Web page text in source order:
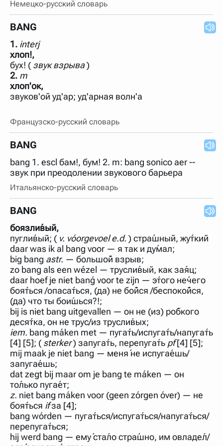
Немецко-русский словарь
BANG
1. interj
хлоп!,
бух! ( звук взрыва
2. m
хлоп'ок,
звуков'ой уд'ар; уд'арная волн'а
Французско-русский словарь
BANG
bang 1. escl бам!, бум! 2. m: bang sonico aer --
звук при преодолении звукового барьера
Итальянско-русский словарь
BANG
боязли́вый,
пугли́вый; ( v. vóorgevoele.d. ) стра́шный, жу́ткий
daar was ik al bang voor — я так и ду́мал;
big bang astr. — большо́й взрыв;
zo bang als een wézel — трусли́вый, как за́яц;
daar hoef je niet banǵ voor te zijn — э́того не́чего
боя́ться /опаса́ться, (да) не бо́йся /беспоко́йся,
(да) что ты бои́шься?!;
bij is niet bang uitgevallen — он не (из) ро́бкого
iem. bang máken met — пуга́ть/испуга́ть/напуга́ть
[4] [5]; ( sterker) запуга́ть, перепуга́ть pf[4] [5];
mij maak je niet bang — меня́ не испуга́ешь/
запуга́ешь;
dat zegt bij maar om je bang te máken — он
z. niet bang máken voor (geen zórgen óver) — не
боя́ться ifза [4];
bang wórden — пуга́ться/испуга́ться/напуга́ться/
перепуга́ться;
hij werd bang — ему́ ста́ло стра́шно, им овладе́л/